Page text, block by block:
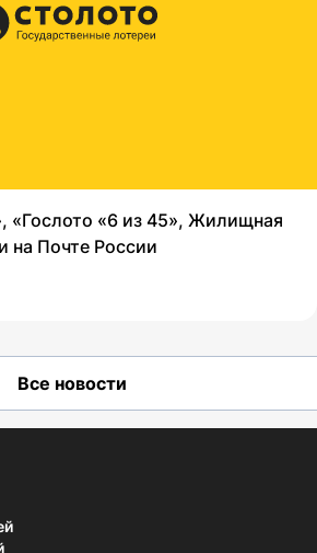
«Гослото «6 из 45», Жилищная
на Почте России
Все новости